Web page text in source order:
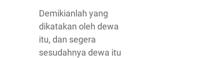
Demikianlah yang
dikatakan oleh dewa
itu, dan segera
sesudahnya dewa itu